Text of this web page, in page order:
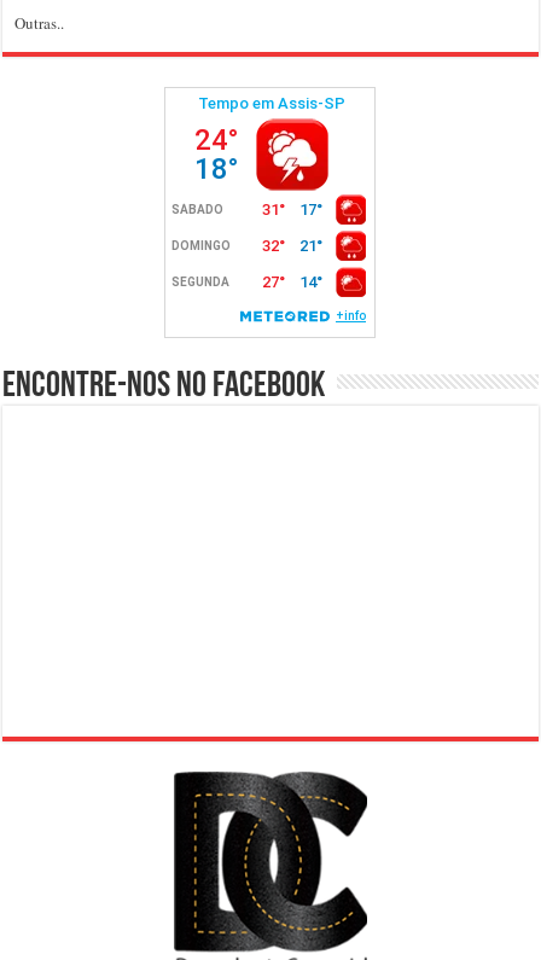
Outras..
Encontre-nos no Facebook